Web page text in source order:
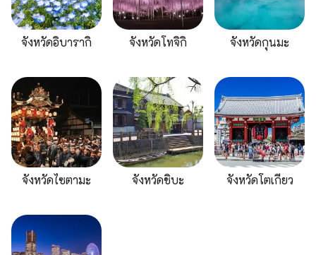
จังหวัดอิบารากิ จังหวัดโทจิกิ จังหวัดกุนมะ
จังหวัดไซตามะ จังหวัดชิบะ จังหวัดโตเกียว